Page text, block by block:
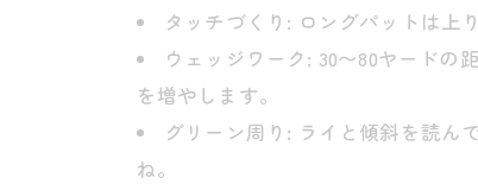
タッチづくり: ロングパットは上
ウェッジワーク: 30〜80ヤード
を増やします。
グリーン周り: ライと傾斜を読ん
ね。